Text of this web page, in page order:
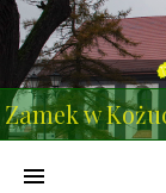
Zamek w